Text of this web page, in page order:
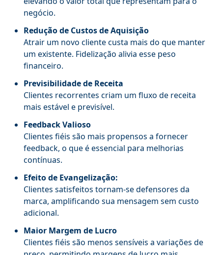
negócio.
Redução de Custos de Aquisição
Atrair um novo cliente custa mais do que manter
um existente. Fidelização alivia esse peso
financeiro.
Previsibilidade de Receita
Clientes recorrentes criam um fluxo de receita
mais estável e previsível.
Feedback Valioso
Clientes fiéis são mais propensos a fornecer
feedback, o que é essencial para melhorias
contínuas.
Efeito de Evangelização:
Clientes satisfeitos tornam-se defensores da
marca, amplificando sua mensagem sem custo
adicional.
Maior Margem de Lucro
Clientes fiéis são menos sensíveis a variações de